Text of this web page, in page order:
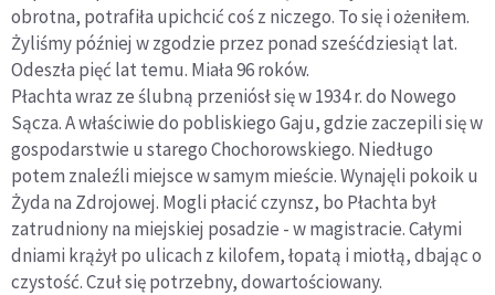
obrotna, potrafiła upichcić coś z niczego. To się i ożeniłem.
Żyliśmy później w zgodzie przez ponad sześćdziesiąt lat.
Odeszła pięć lat temu. Miała 96 roków.
Płachta wraz ze ślubną przeniósł się w 1934 r. do Nowego
Sącza. A właściwie do pobliskiego Gaju, gdzie zaczepili się w
gospodarstwie u starego Chochorowskiego. Niedługo
potem znaleźli miejsce w samym mieście. Wynajęli pokoik u
Żyda na Zdrojowej. Mogli płacić czynsz, bo Płachta był
zatrudniony na miejskiej posadzie - w magistracie. Całymi
dniami krążył po ulicach z kilofem, łopatą i miotłą, dbając o
czystość. Czuł się potrzebny, dowartościowany.